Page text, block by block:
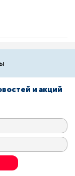
и акций